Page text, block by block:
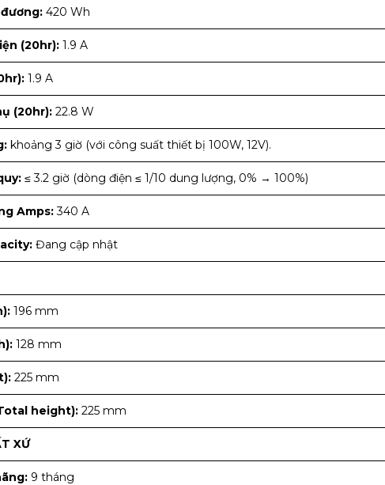
420 Wh
(20hr): 1.9 A
1.9 A
(20hr): 22.8 W
khoảng 3 giờ (với công suất thiết bị 100W, 12V).
≤ 3.2 giờ (dòng điện ≤ 1/10 dung lượng, 0% → 100%)
Amps:340 A
Đang cập nhật
196 mm
128 mm
225 mm
height): 225 mm
XỨ
9 tháng